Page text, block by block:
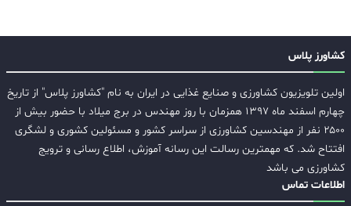
کشاورز پلاس
اولین تلویزیون کشاورزی و صنایع غذایی در ایران به نام "کشاورز پلاس" از تاریخ
چهارم اسفند ماه ۱۳۹۷ همزمان با روز مهندس در برج میلاد با حضور بیش از
۲۵۰۰ نفر از مهندسین کشاورزی از سراسر کشور و مسئولین کشوری و لشگری
افتتاح شد. که مهمترین رسالت این رسانه آموزش، اطلاع رسانی و ترویج
کشاورزی می باشد
اطلاعات تماس